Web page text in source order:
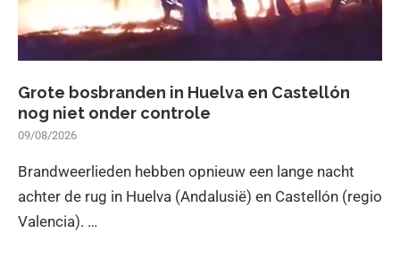
Grote bosbranden in Huelva en Castellón
nog niet onder controle
09/08/2026
Brandweerlieden hebben opnieuw een lange nacht
achter de rug in Huelva (Andalusië) en Castellón (regio
Valencia). …